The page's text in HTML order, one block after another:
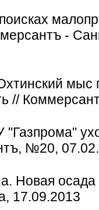
-
мыс
//
№20,
Новая
17.09.2013